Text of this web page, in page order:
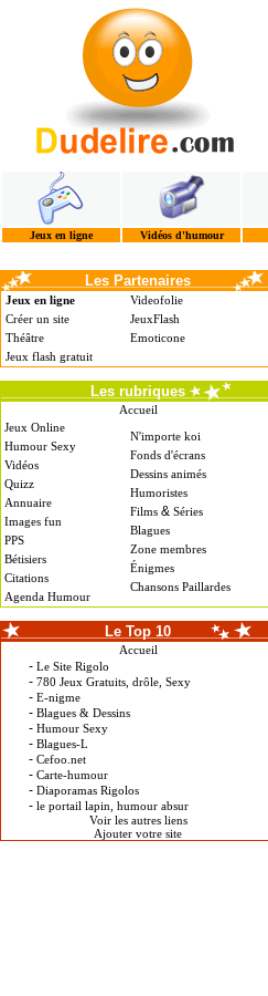
Jeux en ligne Vidéos d'humour
Les Partenaires
Jeux en ligne
Créer un site
Théâtre
Jeux flash gratuit
Videofolie
JeuxFlash
Emoticone
Les rubriques
Accueil
Jeux Online
Humour Sexy
Vidéos
Quizz
Annuaire
Images fun
PPS
Bétisiers
Citations
Agenda Humour
N'importe koi
Fonds d'écrans
Dessins animés
Humoristes
Films & Séries
Blagues
Zone membres
Énigmes
Chansons Paillardes
Le Top 10
Accueil
- Le Site Rigolo
- 780 Jeux Gratuits, drôle, Sexy
- E-nigme
- Blagues & Dessins
- Humour Sexy
- Blagues-L
- Cefoo.net
- Carte-humour
- Diaporamas Rigolos
- le portail lapin, humour absur
Voir les autres liens
Ajouter votre site